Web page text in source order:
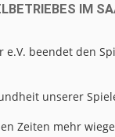
IM
e.V. beendet den
unserer
Zeiten mehr